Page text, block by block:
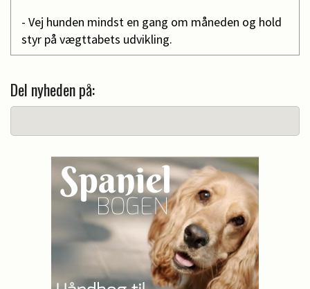
- Vej hunden mindst en gang om måneden og hold
styr på vægttabets udvikling.
Del nyheden på: